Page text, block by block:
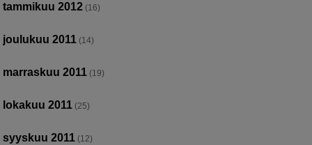
tammikuu 2012 (16)
joulukuu 2011 (14)
marraskuu 2011 (19)
lokakuu 2011 (25)
syyskuu 2011 (12)